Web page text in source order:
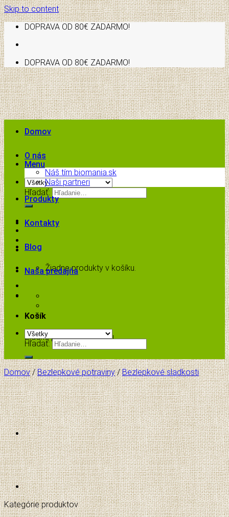
Skip to content
DOPRAVA OD 80€ ZADARMO!
DOPRAVA OD 80€ ZADARMO!
Menu
Hľadať:
Žiadne produkty v košíku.
Košík
Žiadne produkty v košíku.
Domov
O nás
Náš tím biomania.sk
Naši partneri
Produkty
Kontakty
Blog
Naša predajňa
Hľadať:
Domov / Bezlepkové potraviny / Bezlepkové sladkosti
Kategórie produktov